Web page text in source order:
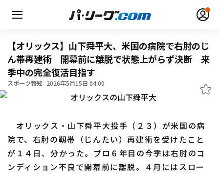
無料アカウント登録
動画
日程・結果
【オリックス】山下舜平大、米国の病院で右肘のじ
ん帯再建術 開幕前に離脱で状態上がらず決断 来
季中の完全復活目指す
スポーツ報知 2026年5月15日 04:00
オリックス・山下舜平大投手（２３）が米国の病
院で、右肘の靱帯（じんたい）再建術を受けたこと
が１４日、分かった。プロ６年目の今季は右肘のコ
ンディション不良で開幕前に離脱。４月にはスロー